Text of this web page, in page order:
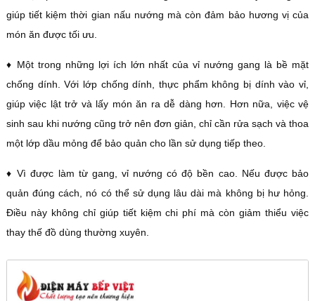
giúp tiết kiệm thời gian nấu nướng mà còn đảm bảo hương vị của
món ăn được tối ưu.
♦ Một trong những lợi ích lớn nhất của vỉ nướng gang là bề mặt
chống dính. Với lớp chống dính, thực phẩm không bị dính vào vỉ,
giúp việc lật trở và lấy món ăn ra dễ dàng hơn. Hơn nữa, việc vệ
sinh sau khi nướng cũng trở nên đơn giản, chỉ cần rửa sạch và thoa
một lớp dầu mỏng để bảo quản cho lần sử dụng tiếp theo.
♦ Vì được làm từ gang, vỉ nướng có độ bền cao. Nếu được bảo
quản đúng cách, nó có thể sử dụng lâu dài mà không bị hư hỏng.
Điều này không chỉ giúp tiết kiệm chi phí mà còn giảm thiểu việc
thay thế đồ dùng thường xuyên.